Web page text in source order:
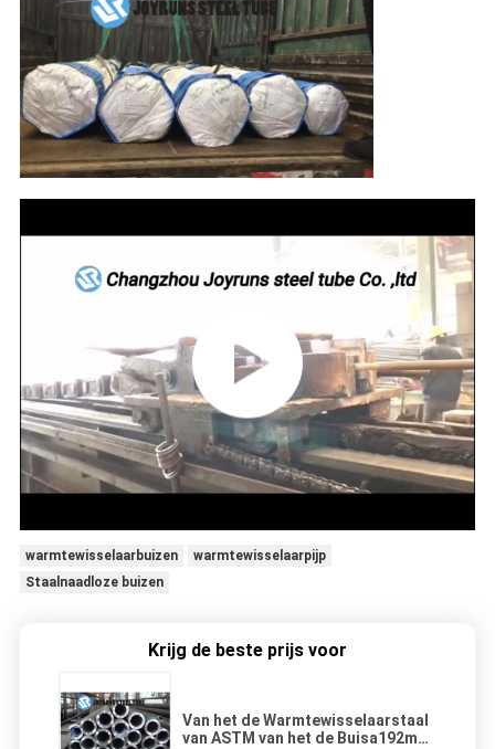
warmtewisselaarbuizen
warmtewisselaarpijp
Staalnaadloze buizen
Krijg de beste prijs voor
Van het de Warmtewisselaarstaal
van ASTM van het de Buisa192m